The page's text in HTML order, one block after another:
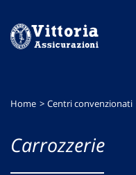
menu
contenuto
footer
Home Centri convenzionati
Carrozzerie